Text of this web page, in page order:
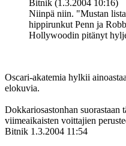
Bitnik (1.3.2004 10:16)
Niinpä niin. "Mustan
hippirunkut Penn ja
Hollywoodin pitänyt
Oscari-akatemia hylkii
elokuvia.
Dokkariosastonhan suorastaan
viimeaikaisten voittajien
Bitnik 1.3.2004 11:54